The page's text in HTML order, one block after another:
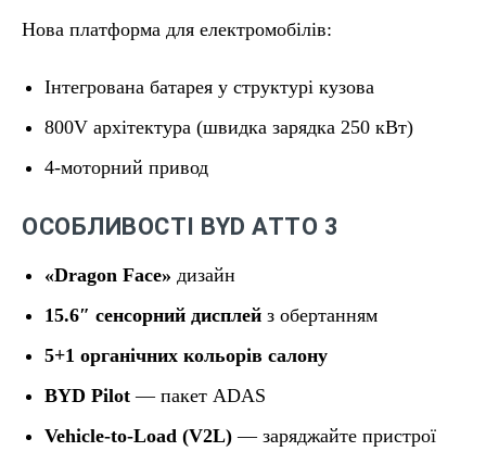
Нова платформа для електромобілів:
Інтегрована батарея у структурі кузова
800V архітектура (швидка зарядка 250 кВт)
4-моторний привод
ОСОБЛИВОСТІ BYD ATTO 3
«Dragon Face» дизайн
15.6″ сенсорний дисплей з обертанням
5+1 органічних кольорів салону
BYD Pilot — пакет ADAS
Vehicle-to-Load (V2L) — заряджайте пристрої